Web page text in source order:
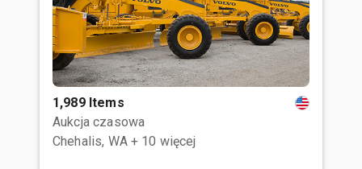
1,989 Items
Aukcja czasowa
Chehalis, WA + 10 więcej